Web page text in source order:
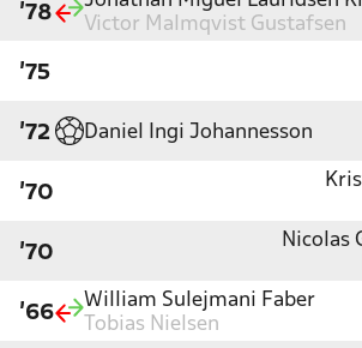
'78
Victor Malmqvist Gustafsen
'75
'72 Daniel Ingi Johannesson
'70
'70
Nicolas
'66
William Sulejmani Faber
Tobias Nielsen